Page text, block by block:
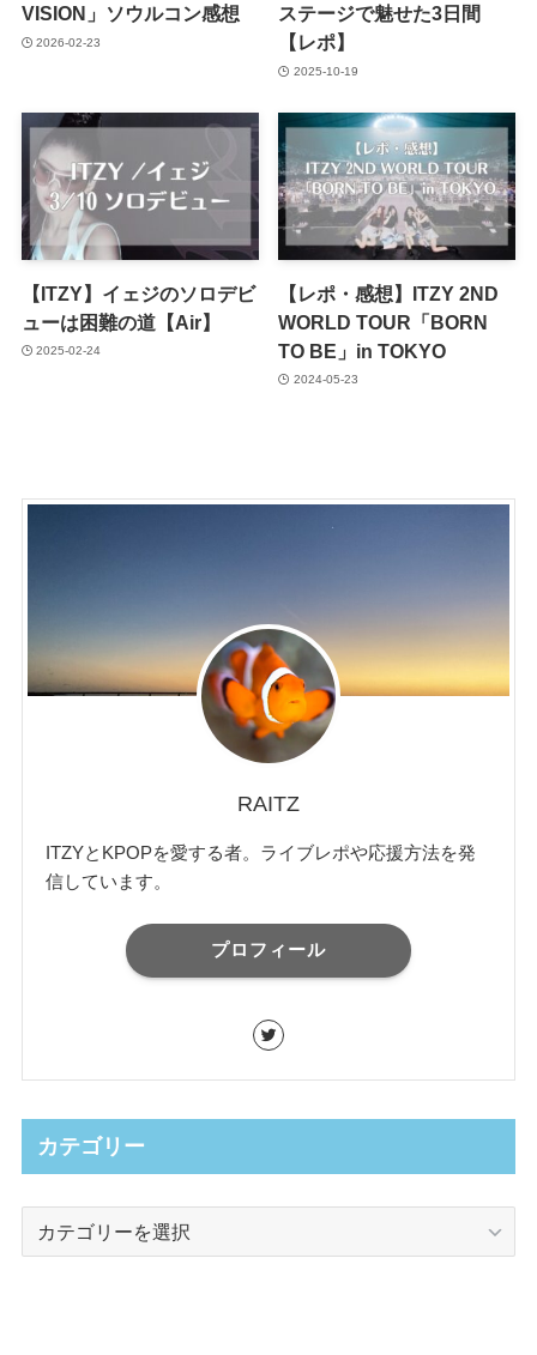
VISION」ソウルコン感想
2026-02-23
ステージで魅せた3日間
【レポ】
2025-10-19
【ITZY】イェジのソロデビ
ューは困難の道【Air】
2025-02-24
【レポ・感想】ITZY 2ND
WORLD TOUR「BORN
TO BE」in TOKYO
2024-05-23
RAITZ
ITZYとKPOPを愛する者。ライブレポや応援方法を発
信しています。
プロフィール
カテゴリー